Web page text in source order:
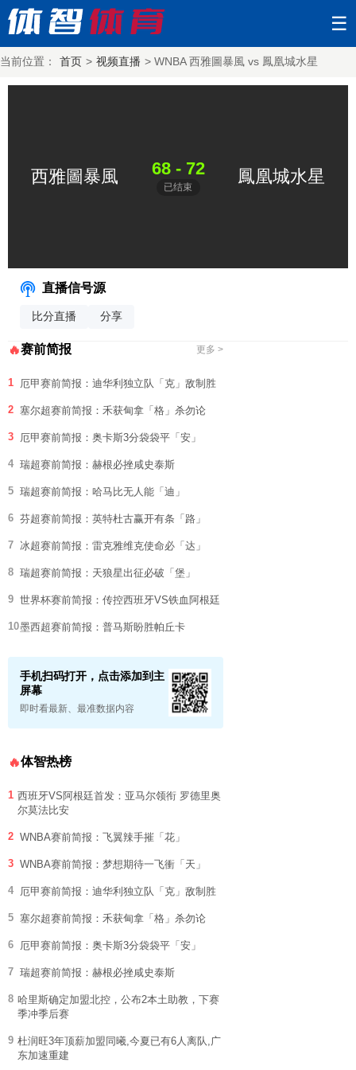
☰
当前位置： 首页 > 视频直播 > WNBA 西雅圖暴風 vs 鳳凰城水星
西雅圖暴風 68 - 72
已结束
鳳凰城水星
直播信号源
比分直播 分享
🔥赛前简报 更多 >
1 厄甲赛前简报：迪华利独立队「克」敌制胜
2 塞尔超赛前简报：禾获甸拿「格」杀勿论
3 厄甲赛前简报：奥卡斯3分袋袋平「安」
4 瑞超赛前简报：赫根必挫咸史泰斯
5 瑞超赛前简报：哈马比无人能「迪」
6 芬超赛前简报：英特杜古赢开有条「路」
7 冰超赛前简报：雷克雅维克使命必「达」
8 瑞超赛前简报：天狼星出征必破「堡」
9 世界杯赛前简报：传控西班牙VS铁血阿根廷
10墨西超赛前简报：普马斯盼胜帕丘卡
手机扫码打开，点击添加到主
屏幕
即时看最新、最准数据内容
🔥体智热榜
1 西班牙VS阿根廷首发：亚马尔领衔 罗德里奥
尔莫法比安
2 WNBA赛前简报：飞翼辣手摧「花」
3 WNBA赛前简报：梦想期待一飞衝「天」
4 厄甲赛前简报：迪华利独立队「克」敌制胜
5 塞尔超赛前简报：禾获甸拿「格」杀勿论
6 厄甲赛前简报：奥卡斯3分袋袋平「安」
7 瑞超赛前简报：赫根必挫咸史泰斯
8 哈里斯确定加盟北控，公布2本土助教，下赛
季冲季后赛
9 杜润旺3年顶薪加盟同曦,今夏已有6人离队,广
东加速重建